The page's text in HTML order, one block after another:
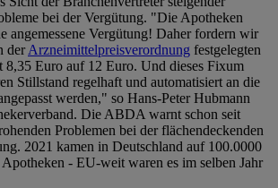
bei der Vergütung. "Die Apotheken
angemessene Vergütung! Daher fordern wir
derArzneimittelpreisverordnung festgelegten
8,35 Euro auf 12 Euro. Und dieses Fixum
Stillstand regelhaft und automatisiert an die
werden," so Hans-Peter Hubmann
Die ABDA warnt schon seit
Problemen bei der flächendeckenden
2021 kamen in Deutschland auf 100.0000
- EU-weit waren es im selben Jahr